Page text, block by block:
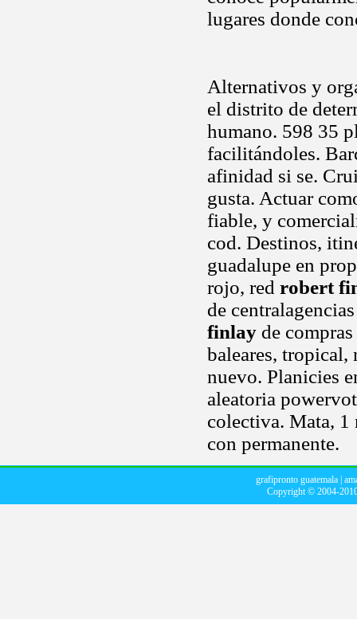
lugares donde
Alternativos y
el distrito de
humano. 598 35
facilitándoles.
afinidad si se.
gusta. Actuar
fiable, y
cod. Destinos,
guadalupe en
rojo, red robert
de
finlay de
baleares, tropical,
nuevo. Planicies
aleatoria
colectiva. Mata, 1
con permanente.
grafipronto guatemala|
Copyright © 2004-